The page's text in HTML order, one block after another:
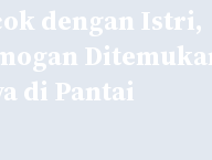
dengan Istri,
di Pantai